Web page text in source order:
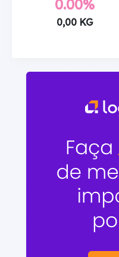
0.00%
0,00 KG